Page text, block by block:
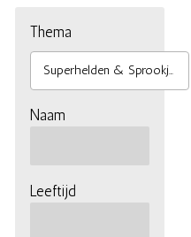
Thema
Superhelden & Sprookjes
Naam
Leeftijd